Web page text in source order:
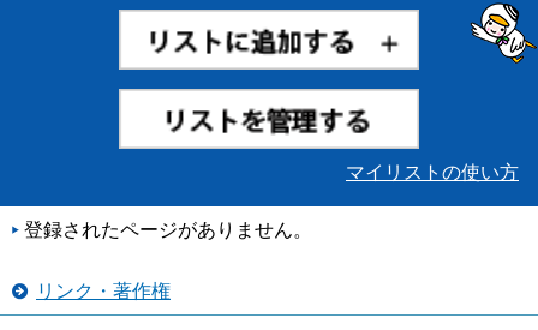
マイリストの使い方
登録されたページがありません。
リンク・著作権